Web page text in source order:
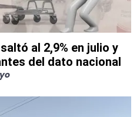
al 2,9% en julio y
del dato nacional